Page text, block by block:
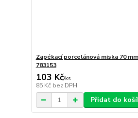
Zapékací porcelánová miska 70
783153
103 Kč/ks
85 Kč bez DPH
Přidat do